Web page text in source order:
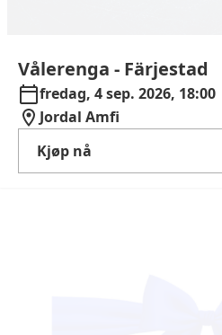
Vålerenga - Färjestad
fredag, 4 sep. 2026, 18:00
Jordal Amfi
Kjøp nå